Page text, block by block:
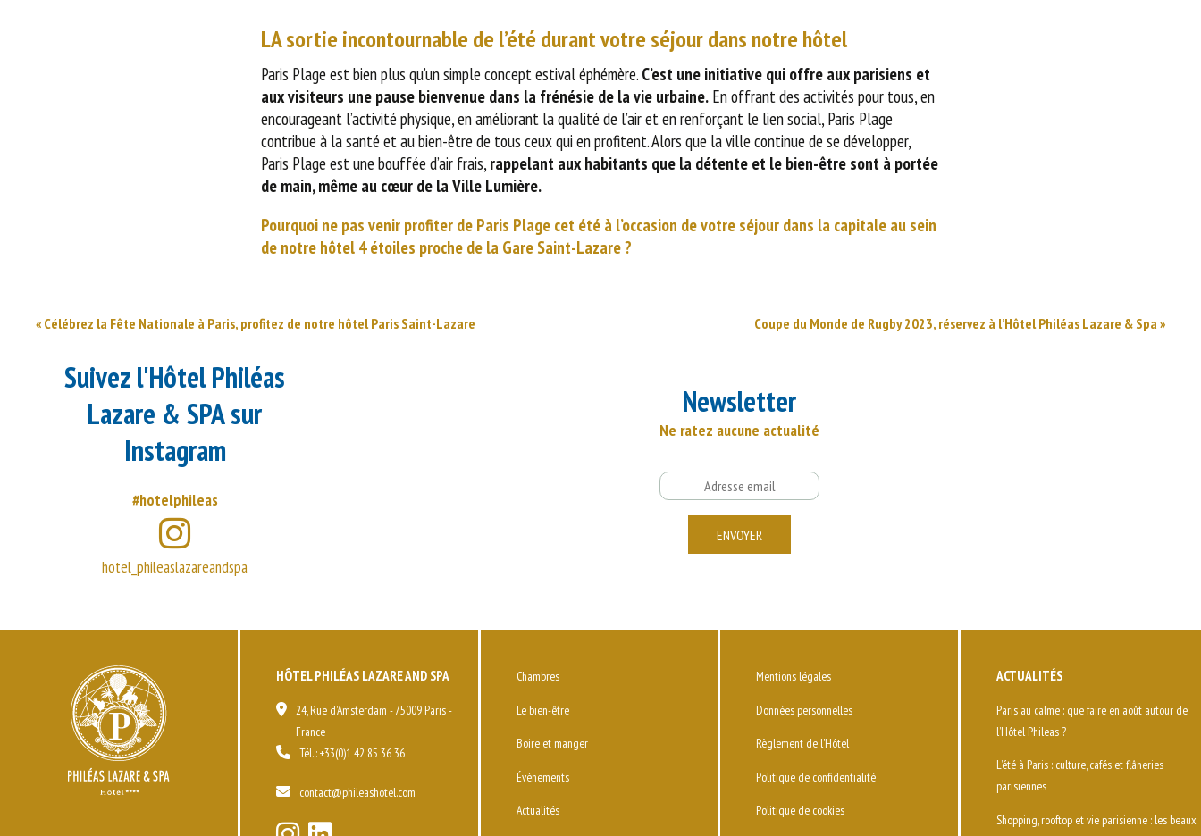
LA sortie incontournable de l’été durant votre séjour dans notre hôtel
Paris Plage est bien plus qu’un simple concept estival éphémère. C’est une initiative qui offre aux parisiens et
aux visiteurs une pause bienvenue dans la frénésie de la vie urbaine. En offrant des activités pour tous, en
encourageant l’activité physique, en améliorant la qualité de l’air et en renforçant le lien social, Paris Plage
contribue à la santé et au bien-être de tous ceux qui en profitent. Alors que la ville continue de se développer,
Paris Plage est une bouffée d’air frais, rappelant aux habitants que la détente et le bien-être sont à portée
de main, même au cœur de la Ville Lumière.
Pourquoi ne pas venir profiter de Paris Plage cet été à l’occasion de votre séjour dans la capitale au sein
de notre hôtel 4 étoiles proche de la Gare Saint-Lazare ?
« Célébrez la Fête Nationale à Paris, profitez de notre hôtel Paris Saint-Lazare Coupe du Monde de Rugby 2023, réservez à l’Hôtel Philéas Lazare & Spa »
Suivez l'Hôtel Philéas
Lazare & SPA sur
Instagram
#hotelphileas
hotel_phileaslazareandspa
Newsletter
Ne ratez aucune actualité
Email
ENVOYER
HÔTEL PHILÉAS LAZARE AND SPA
24, Rue d'Amsterdam - 75009 Paris -
France
Tél. :+33(0)1 42 85 36 36
contact@phileashotel.com
Chambres
Le bien-être
Boire et manger
Évènements
Actualités
Mentions légales
Données personnelles
Règlement de l'Hôtel
Politique de confidentialité
Politique de cookies
ACTUALITÉS
Paris au calme : que faire en août autour de
l’Hôtel Phileas ?
L’été à Paris : culture, cafés et flâneries
parisiennes
Shopping, rooftop et vie parisienne : les beaux